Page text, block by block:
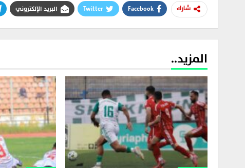
شارك Facebook
Twitter البريد الإلكتروني
المزيد..